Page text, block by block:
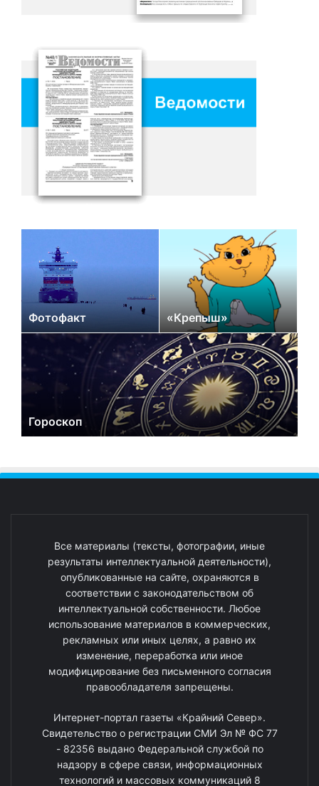
Фотофакт «Крепыш»
Гороскоп
Все материалы (тексты, фотографии, иные
результаты интеллектуальной деятельности),
опубликованные на сайте, охраняются в
соответствии с законодательством об
интеллектуальной собственности. Любое
использование материалов в коммерческих,
рекламных или иных целях, а равно их
изменение, переработка или иное
модифицирование без письменного согласия
правообладателя запрещены.
Интернет-портал газеты «Крайний Север».
Свидетельство о регистрации СМИ Эл № ФС 77
- 82356 выдано Федеральной службой по
надзору в сфере связи, информационных
технологий и массовых коммуникаций 8